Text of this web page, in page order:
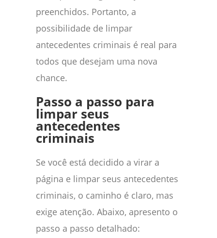
preenchidos. Portanto, a
possibilidade de limpar
antecedentes criminais é real para
todos que desejam uma nova
chance.
Passo a passo para
limpar seus
antecedentes
criminais
Se você está decidido a virar a
página e limpar seus antecedentes
criminais, o caminho é claro, mas
exige atenção. Abaixo, apresento o
passo a passo detalhado: